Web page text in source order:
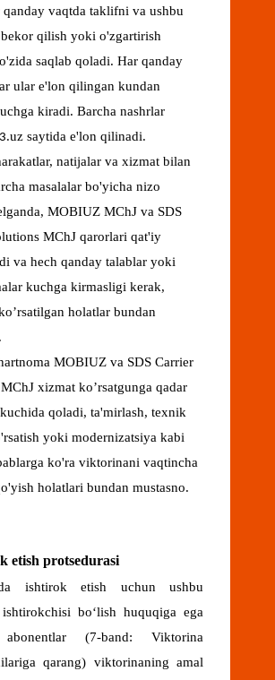
qanday vaqtda taklifni va ushbu
qilish yoki o'zgartirish
saqlab qoladi. Har qanday
ular e'lon qilingan kundan
kiradi. Barcha nashrlar
.uz saytida e'lon qilinadi.
natijalar va xizmat bilan
masalalar bo'yicha nizo
MOBIUZ MChJ va SDS
MChJ qarorlari qat'iy
va hech qanday talablar yoki
kuchga kirmasligi kerak,
holatlar bundan
MOBIUZ va SDS Carrier
xizmat ko’rsatgunga qadar
qoladi, ta'mirlash, texnik
yoki modernizatsiya kabi
ko'ra viktorinani vaqtincha
holatlari bundan mustasno.
etish protsedurasi
ishtirok etish uchun ushbu
bo‘lish huquqiga ega
abonentlar (7-band: Viktorina
qarang) viktorinaning amal